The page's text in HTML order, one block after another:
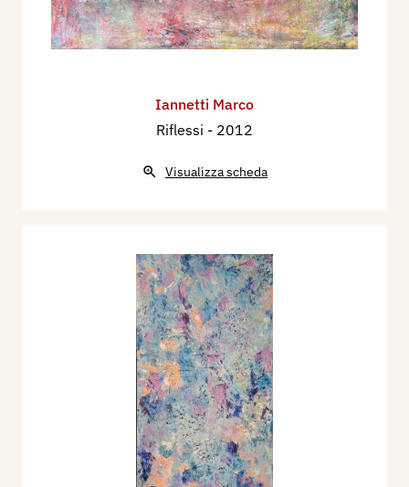
Iannetti Marco
Riflessi - 2012
Visualizza scheda